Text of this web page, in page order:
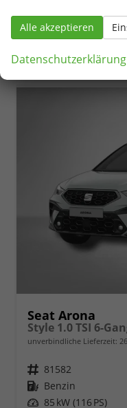
Verbrauch
CO2-Klasse:D
CO -Emissionen:
Seat Arona
Style 1.0 TSI 6-
unverbindliche Lieferzeit:
Fahrzeugnr. 81582
Kraftstoff Benzin
Leistung 85 kW (116 PS)
Alle akzeptieren
Datenschutzerklärung